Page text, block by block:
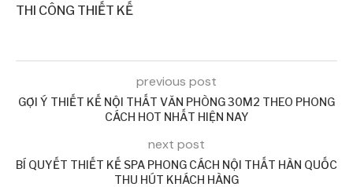
THI CÔNG THIẾT KẾ
previous post
GỢI Ý THIẾT KẾ NỘI THẤT VĂN PHÒNG 30M2 THEO PHONG
CÁCH HOT NHẤT HIỆN NAY
next post
BÍ QUYẾT THIẾT KẾ SPA PHONG CÁCH NỘI THẤT HÀN QUỐC
THU HÚT KHÁCH HÀNG